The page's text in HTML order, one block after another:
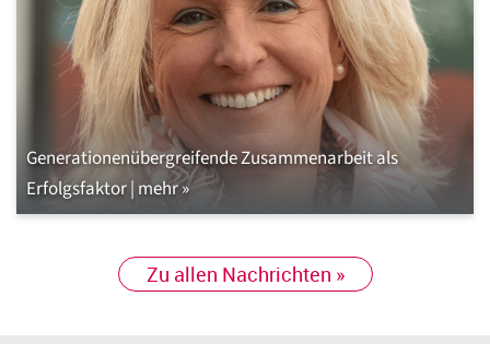
Generationenübergreifende Zusammenarbeit als
Erfolgsfaktor | mehr »
Zu allen Nachrichten »